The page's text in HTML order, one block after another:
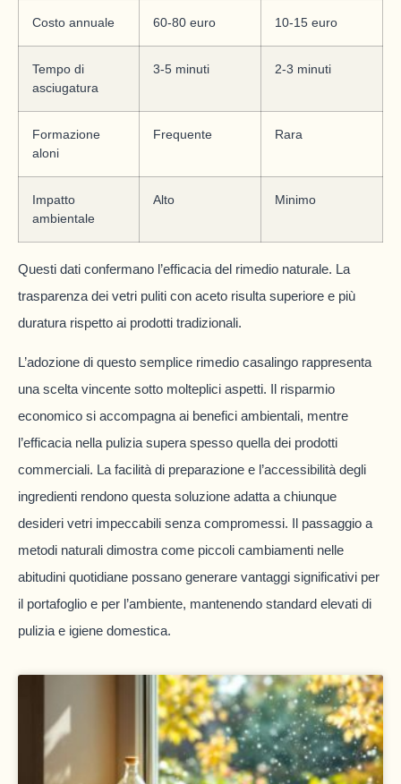
Costo annuale 60-80 euro 10-15 euro
Tempo di
asciugatura
3-5 minuti 2-3 minuti
Formazione
aloni
Frequente Rara
Impatto
ambientale
Alto Minimo
Questi dati confermano l’efficacia del rimedio naturale. La
trasparenza dei vetri puliti con aceto risulta superiore e più
duratura rispetto ai prodotti tradizionali.
L’adozione di questo semplice rimedio casalingo rappresenta
una scelta vincente sotto molteplici aspetti. Il risparmio
economico si accompagna ai benefici ambientali, mentre
l’efficacia nella pulizia supera spesso quella dei prodotti
commerciali. La facilità di preparazione e l’accessibilità degli
ingredienti rendono questa soluzione adatta a chiunque
desideri vetri impeccabili senza compromessi. Il passaggio a
metodi naturali dimostra come piccoli cambiamenti nelle
abitudini quotidiane possano generare vantaggi significativi per
il portafoglio e per l’ambiente, mantenendo standard elevati di
pulizia e igiene domestica.